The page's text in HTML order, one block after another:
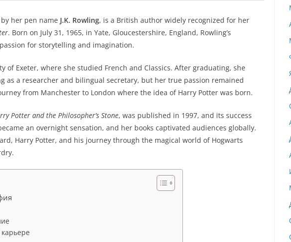
her pen name J.K. Rowling, is a British author widely recognized for her
. Born on July 31, 1965, in Yate, Gloucestershire, England, Rowling’s
for storytelling and imagination.
of Exeter, where she studied French and Classics. After graduating, she
as a researcher and bilingual secretary, but her true passion remained
from Manchester to London where the idea of Harry Potter was born.
Potter and the Philosopher’s Stone, was published in 1997, and its success
an overnight sensation, and her books captivated audiences globally.
Harry Potter, and his journey through the magical world of Hogwarts